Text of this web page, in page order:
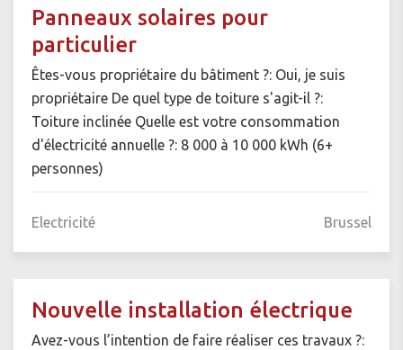
Panneaux solaires pour
particulier
Êtes-vous propriétaire du bâtiment ?: Oui, je suis
propriétaire De quel type de toiture s'agit-il ?:
Toiture inclinée Quelle est votre consommation
d'électricité annuelle ?: 8 000 à 10 000 kWh (6+
personnes)
Electricité Brussel
Nouvelle installation électrique
Avez-vous l’intention de faire réaliser ces travaux ?: